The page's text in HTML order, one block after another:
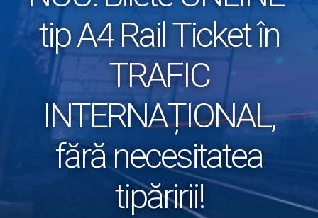
tip A4 Rail Ticket în
TRAFIC
INTERNAȚIONAL,
fără necesitatea
tipăririi!